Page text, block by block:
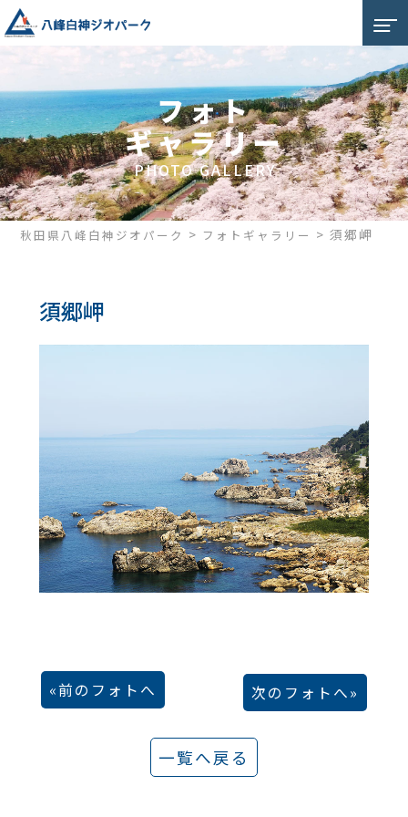
フォト
ギャラリー
PHOTO GALLERY
秋田県八峰白神ジオパーク > フォトギャラリー >須郷岬
須郷岬
前のフォトへ 次のフォトへ
一覧へ戻る